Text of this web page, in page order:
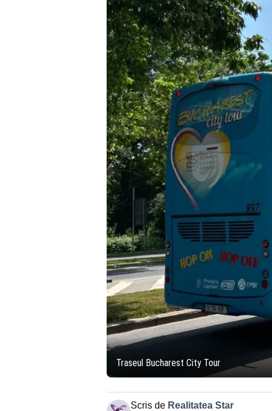
Traseul Bucharest City Tour
Scris de Realitatea Star